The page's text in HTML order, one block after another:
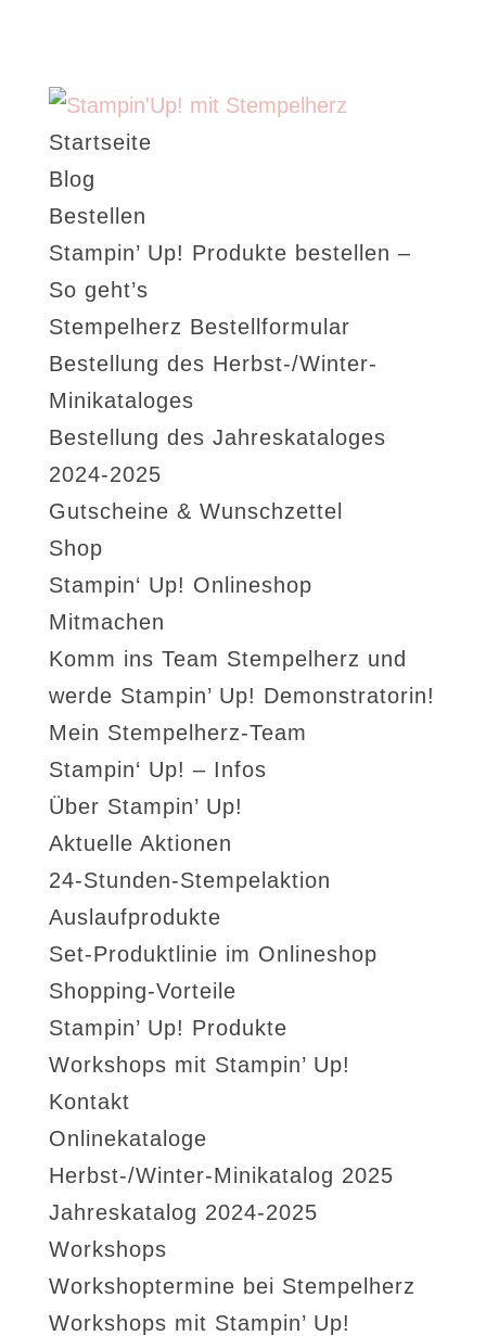
Startseite
Blog
Bestellen
Stampin’ Up! Produkte bestellen –
So geht’s
Stempelherz Bestellformular
Bestellung des Herbst-/Winter-
Minikataloges
Bestellung des Jahreskataloges
2024-2025
Gutscheine & Wunschzettel
Shop
Stampin‘ Up! Onlineshop
Mitmachen
Komm ins Team Stempelherz und
werde Stampin’ Up! Demonstratorin!
Mein Stempelherz-Team
Stampin‘ Up! – Infos
Über Stampin’ Up!
Aktuelle Aktionen
24-Stunden-Stempelaktion
Auslaufprodukte
Set-Produktlinie im Onlineshop
Shopping-Vorteile
Stampin’ Up! Produkte
Workshops mit Stampin’ Up!
Kontakt
Onlinekataloge
Herbst-/Winter-Minikatalog 2025
Jahreskatalog 2024-2025
Workshops
Workshoptermine bei Stempelherz
Workshops mit Stampin’ Up!